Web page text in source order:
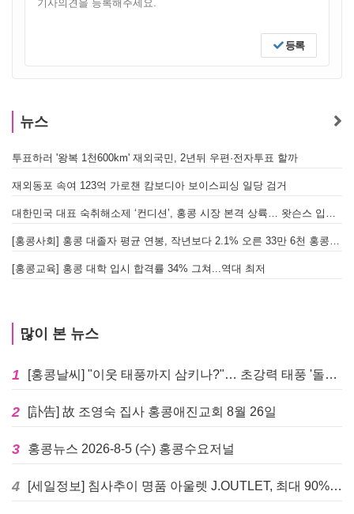
등록
뉴스
투표하러 '왕복 1천600km' 재외국민, 2년뒤 우편·전자투표 할까
재외동포 속여 123억 가로챈 캄보디아 보이스피싱 일당 검거
[홍콩교육] 홍콩 대학 입시 합격률 34% 그쳐...역대 최저
많이 본 뉴스
1 [홍콩날씨] "이웃 태풍까지 삼키나?"… 초강력 태풍 '돌핀' 세력 재확장
2 [訃告] 故 조영숙 집사 홍콩애진교회 8월 26일
3 홍콩뉴스 2026-8-5 (수) 홍콩수요저널
4 [세일정보] 침사추이 명품 아울렛 J.OUTLET, 최대 90% 빅 세일 진행